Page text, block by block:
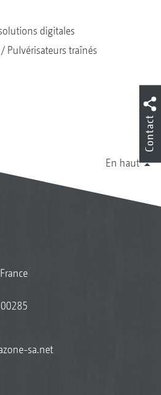
digitales
Pulvérisateurs traînés
En haut
sa.net
Contact